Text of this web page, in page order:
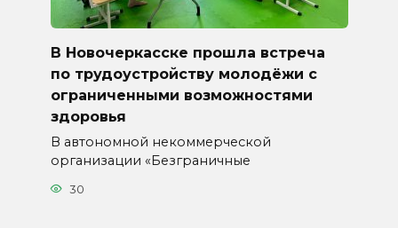
В Новочеркасске прошла встреча
по трудоустройству молодёжи с
ограниченными возможностями
здоровья
В автономной некоммерческой
организации «Безграничные
30